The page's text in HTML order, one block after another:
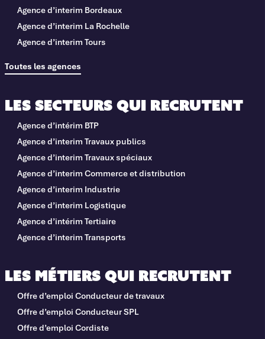
Agence d’interim Bordeaux
Agence d’interim La Rochelle
Agence d’interim Tours
Toutes les agences
Les métiers qui recrutent
Offre d’emploi Conducteur de travaux
Offre d’emploi Conducteur SPL
Offre d’emploi Cordiste
Les secteurs qui recrutent
Agence d’intérim BTP
Agence d’interim Travaux publics
Agence d’interim Travaux spéciaux
Agence d’interim Commerce et distribution
Agence d’interim Industrie
Agence d’interim Logistique
Agence d’intérim Tertiaire
Agence d’interim Transports